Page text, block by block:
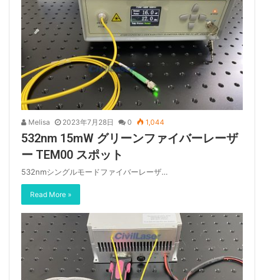
Melisa 2023年7月28日 0 1,044
532nm 15mW グリーンファイバーレーザ
ー TEM00 スポット
532nmシングルモードファイバーレーザ…
Read More »